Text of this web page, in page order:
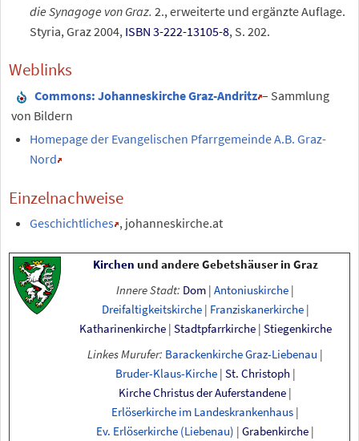
die Synagoge von Graz. 2., erweiterte und ergänzte Auflage.
Styria, Graz 2004, ISBN 3-222-13105-8, S. 202.
Weblinks
Commons: Johanneskirche Graz-Andritz – Sammlung
von Bildern
Homepage der Evangelischen PfarrgemeindeA.B. Graz-
Nord
Einzelnachweise
Geschichtliches , johanneskirche.at
Kirchen und andere Gebetshäuser in Graz
Innere Stadt: Dom | Antoniuskirche |
Dreifaltigkeitskirche | Franziskanerkirche |
Katharinenkirche | Stadtpfarrkirche | Stiegenkirche
Linkes Murufer: Barackenkirche Graz-Liebenau |
Bruder-Klaus-Kirche | St. Christoph |
KircheChristusderAuferstandene |
Erlöserkirche im Landeskrankenhaus |
Ev. Erlöserkirche (Liebenau) | Grabenkirche |